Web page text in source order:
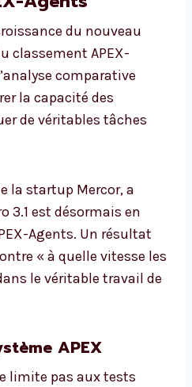
du nouveau
classement APEX-
comparative
la capacité des
de véritables tâches
la startup Mercor, a
3.1 est désormais en
Agents. Un résultat
« à quelle vitesse les
le véritable travail de
APEX
limite pas aux tests